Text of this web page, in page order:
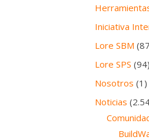
Iniciativa
Lore SBM
Lore SPS (94)
Nosotros (1)
Noticias